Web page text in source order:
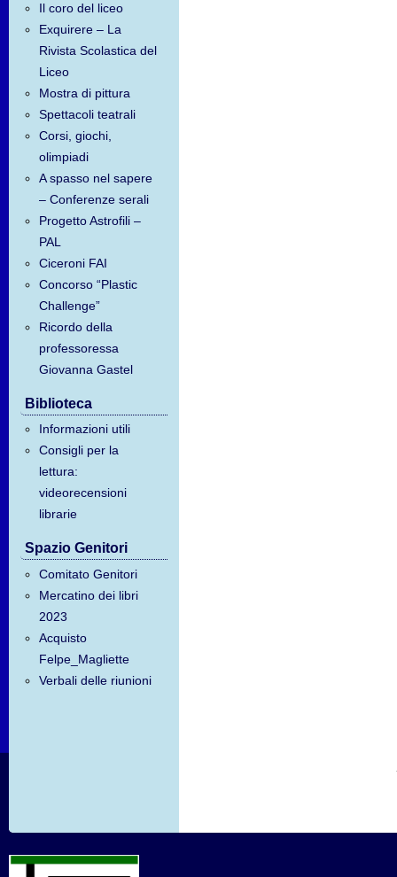
Il coro del liceo
Exquirere – La
Rivista Scolastica del
Liceo
Mostra di pittura
Spettacoli teatrali
Corsi, giochi,
olimpiadi
A spasso nel sapere
– Conferenze serali
Progetto Astrofili –
PAL
Ciceroni FAI
Concorso “Plastic
Challenge”
Ricordo della
professoressa
Giovanna Gastel
Biblioteca
Informazioni utili
Consigli per la
lettura:
videorecensioni
librarie
Spazio Genitori
Comitato Genitori
Mercatino dei libri
2023
Acquisto
Felpe_Magliette
Verbali delle riunioni